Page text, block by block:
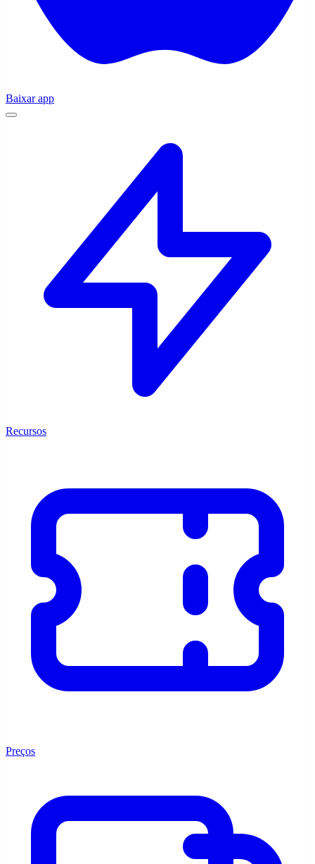
Baixar app
Recursos
Preços